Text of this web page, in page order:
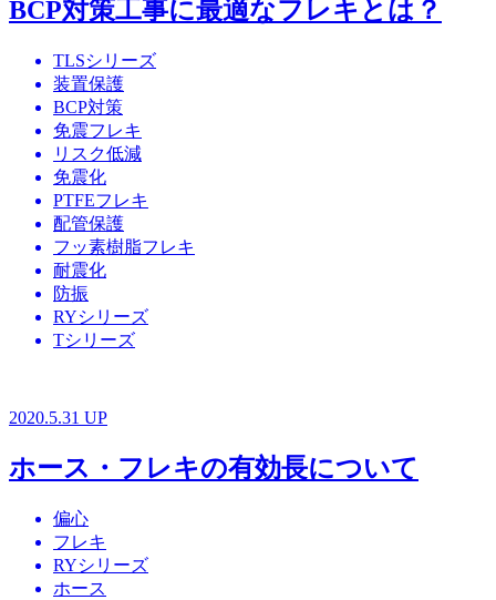
BCP対策工事に最適なフレキとは？
TLSシリーズ
装置保護
BCP対策
免震フレキ
リスク低減
免震化
PTFEフレキ
配管保護
フッ素樹脂フレキ
耐震化
防振
RYシリーズ
Tシリーズ
2020.5.31 UP
ホース・フレキの有効長について
偏心
フレキ
RYシリーズ
ホース